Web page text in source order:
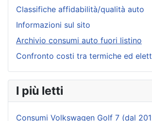
Classifiche affidabilità/qualità auto
Informazioni sul sito
Archivio consumi auto fuori listino
Confronto costi tra termiche ed
I più letti
Consumi Volkswagen Golf 7 (dal